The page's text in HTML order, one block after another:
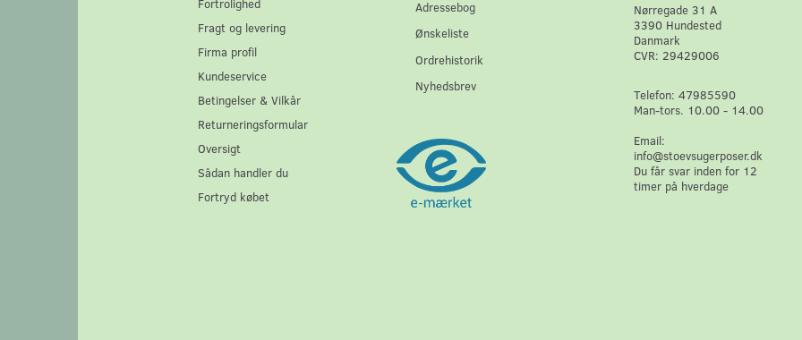
Fragt og levering
Firma profil
Kundeservice
Betingelser & Vilkår
Returneringsformular
Oversigt
Sådan handler du
Fortryd købet
Adressebog
Ønskeliste
Ordrehistorik
Nyhedsbrev
Nørregade 31 A
3390 Hundested
Danmark
CVR: 29429006
Telefon: 47985590
Man-tors. 10.00 - 14.00
Email:
info@stoevsugerposer.dk
Du får svar inden for 12
timer på hverdage